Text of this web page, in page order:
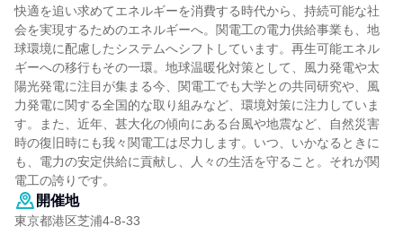
快適を追い求めてエネルギーを消費する時代から、持続可能な社
会を実現するためのエネルギーへ。関電工の電力供給事業も、地
球環境に配慮したシステムへシフトしています。再生可能エネル
ギーへの移行もその一環。地球温暖化対策として、風力発電や太
陽光発電に注目が集まる今、関電工でも大学との共同研究や、風
力発電に関する全国的な取り組みなど、環境対策に注力していま
す。また、近年、甚大化の傾向にある台風や地震など、自然災害
時の復旧時にも我々関電工は尽力します。いつ、いかなるときに
も、電力の安定供給に貢献し、人々の生活を守ること。それが関
電工の誇りです。
開催地
東京都港区芝浦4-8-33